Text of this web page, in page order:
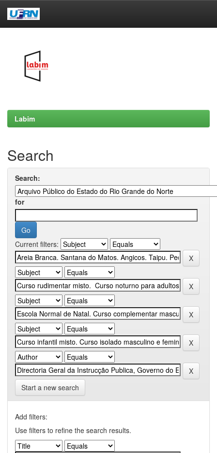
Labim
Search
Search:
for
Current filters:
Start a new search
Add filters:
Use filters to refine the search results.